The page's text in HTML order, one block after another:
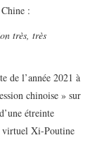
:
très, très
de l’année 2021 à
chinoise » sur
étreinte
virtuel Xi-Poutine